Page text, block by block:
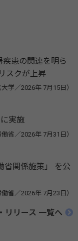
患の関連を明ら
スクが上昇
大学／2026年 7月15日）
実施
働省／2026年 7月31日）
省関係施策」 を公
働省／2026年 7月23日）
リリース 一覧へ